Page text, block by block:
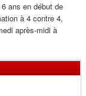
ans en début de
à 4 contre 4,
après-midi à